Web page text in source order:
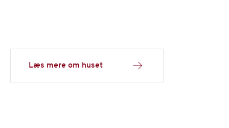
Læs mere om huset